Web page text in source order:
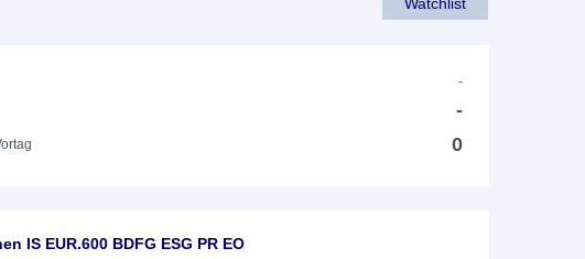
-
-
0
IS EUR.600 BDFG ESG PR EO